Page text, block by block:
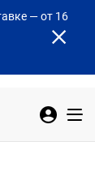
— от 16